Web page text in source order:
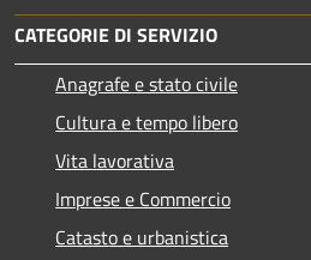
CATEGORIE DI SERVIZIO
Anagrafe e stato civile
Cultura e tempo libero
Vita lavorativa
Imprese e Commercio
Catasto e urbanistica